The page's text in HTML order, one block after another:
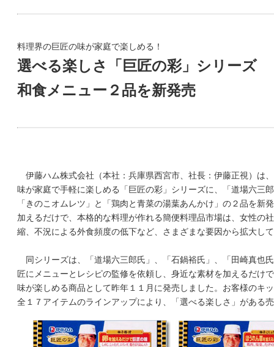
料理界の巨匠の味が家庭で楽しめる！
選べる楽しさ「巨匠の彩」シリーズ
和食メニュー２品を新発売
伊藤ハム株式会社（本社：兵庫県西宮市、社長：伊藤正視）は
味が家庭で手軽に楽しめる「巨匠の彩」シリーズに、「道場六三
「きのこオムレツ」と「鶏肉と青菜の湯葉あんかけ」の２品を新
加えるだけで、本格的な料理が作れる簡便料理品市場は、女性の
縮、不況による外食頻度の低下など、さまざまな要因から拡大し
同シリーズは、「道場六三郎氏」、「石鍋裕氏」、「田崎真也
匠にメニューとレシピの監修を依頼し、身近な素材を加えるだけ
味が楽しめる商品として昨年１１月に発売しました。お客様のキ
全１７アイテムのラインアップにより、「選べる楽しさ」がある